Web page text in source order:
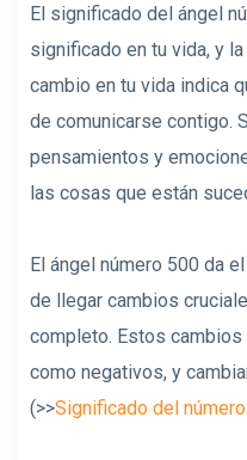
El significado del ángel
significado en tu vida, y
cambio en tu vida indica
de comunicarse contigo.
pensamientos y
las cosas que están
El ángel número 500 da
de llegar cambios
completo. Estos
como negativos, y
(>>Significado del